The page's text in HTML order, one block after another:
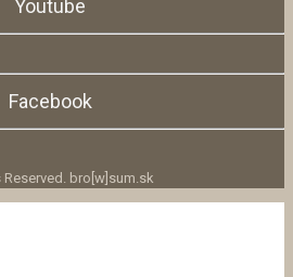
Youtube
Facebook
bro[w]sum.sk